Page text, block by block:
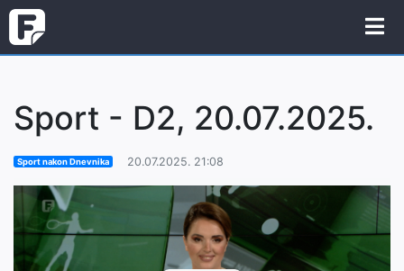
Sport - D2, 20.07.2025.
Sport nakon Dnevnika 20.07.2025. 21:08